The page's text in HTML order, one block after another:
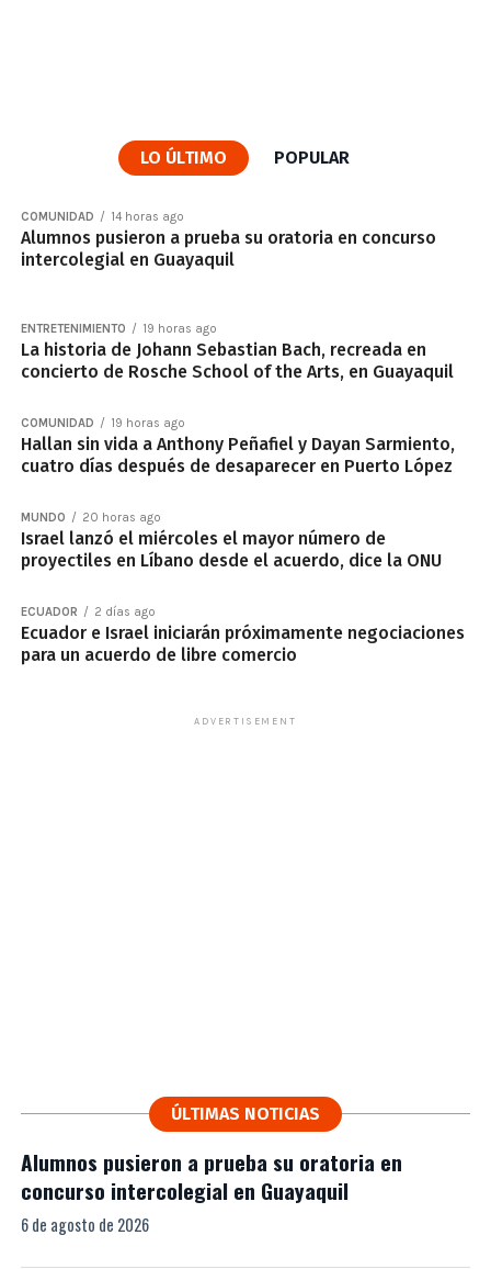
LO ÚLTIMO POPULAR
COMUNIDAD 14 horas ago
Alumnos pusieron a prueba su oratoria en concurso
intercolegial en Guayaquil
ENTRETENIMIENTO 19 horas ago
La historia de Johann Sebastian Bach, recreada en
concierto de Rosche School of the Arts, en Guayaquil
COMUNIDAD 19 horas ago
Hallan sin vida a Anthony Peñafiel y Dayan Sarmiento,
cuatro días después de desaparecer en Puerto López
MUNDO 20 horas ago
Israel lanzó el miércoles el mayor número de
proyectiles en Líbano desde el acuerdo, dice la ONU
ECUADOR 2 días ago
Ecuador e Israel iniciarán próximamente negociaciones
para un acuerdo de libre comercio
ADVERTISEMENT
ÚLTIMAS NOTICIAS
Alumnos pusieron a prueba su oratoria en
concurso intercolegial en Guayaquil
6 de agosto de 2026